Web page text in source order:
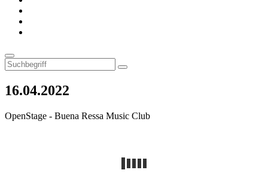
Search
Search
for:
Search
16.04.2022
OpenStage - Buena Ressa Music Club